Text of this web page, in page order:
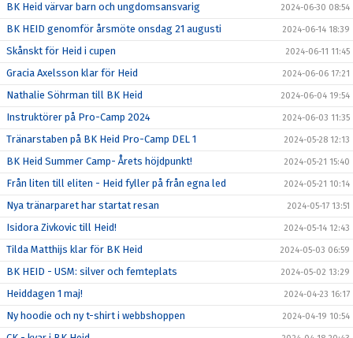
BK Heid värvar barn och ungdomsansvarig 2024-06-30 08:54
BK HEID genomför årsmöte onsdag 21 augusti 2024-06-14 18:39
Skånskt för Heid i cupen 2024-06-11 11:45
Gracia Axelsson klar för Heid 2024-06-06 17:21
Nathalie Söhrman till BK Heid 2024-06-04 19:54
Instruktörer på Pro-Camp 2024 2024-06-03 11:35
Tränarstaben på BK Heid Pro-Camp DEL 1 2024-05-28 12:13
BK Heid Summer Camp- Årets höjdpunkt! 2024-05-21 15:40
Från liten till eliten - Heid fyller på från egna led 2024-05-21 10:14
Nya tränarparet har startat resan 2024-05-17 13:51
Isidora Zivkovic till Heid! 2024-05-14 12:43
Tilda Matthijs klar för BK Heid 2024-05-03 06:59
BK HEID - USM: silver och femteplats 2024-05-02 13:29
Heiddagen 1 maj! 2024-04-23 16:17
Ny hoodie och ny t-shirt i webbshoppen 2024-04-19 10:54